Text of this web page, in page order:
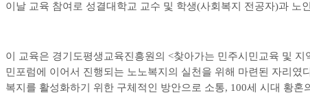
이날 교육 참여로 성결대학교 교수 및 학생(사회복지 전공자)과 노
이 교육은 경기도평생교육진흥원의 <찾아가는 민주시민교육 및 지
민포럼에 이어서 진행되는 노노복지의 실천을 위해 마련된 자리였
복지를 활성화하기 위한 구체적인 방안으로 소통, 100세 시대 황혼